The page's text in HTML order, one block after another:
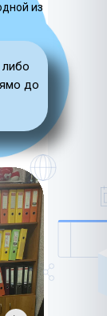
либо
до
из